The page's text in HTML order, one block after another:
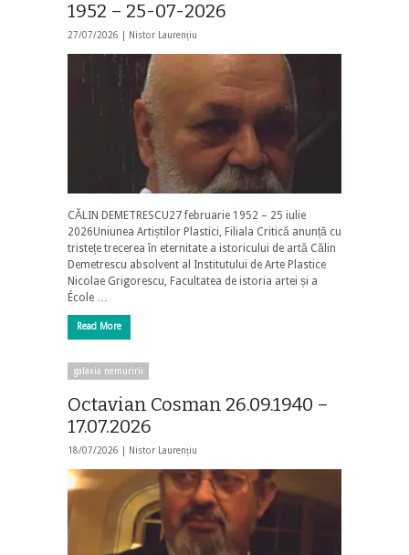
1952 – 25-07-2026
27/07/2026 | Nistor Laurențiu
CĂLIN DEMETRESCU27 februarie 1952 – 25 iulie
2026Uniunea Artiștilor Plastici, Filiala Critică anunță cu
tristețe trecerea în eternitate a istoricului de artă Călin
Demetrescu absolvent al Institutului de Arte Plastice
Nicolae Grigorescu, Facultatea de istoria artei și a
École …
Read More
galaxia nemuririi
Octavian Cosman 26.09.1940 –
17.07.2026
18/07/2026 | Nistor Laurențiu